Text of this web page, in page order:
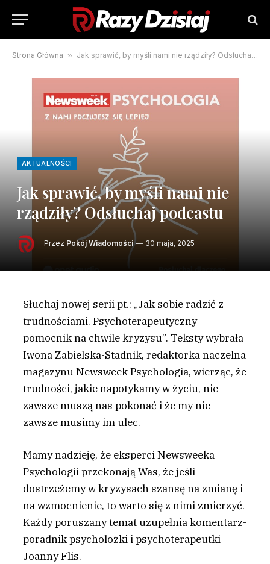
Strona Główna » Jak sprawić, by myśli nami nie rządziły? Odsłuchaj podcastu
AKTUALNOŚCI
Jak sprawić, by myśli nami nie
rządziły? Odsłuchaj podcastu
Przez Pokój Wiadomości 30 maja, 2025
Słuchaj nowej serii pt.: „Jak sobie radzić z
trudnościami. Psychoterapeutyczny
pomocnik na chwile kryzysu”. Teksty wybrała
Iwona Zabielska-Stadnik, redaktorka naczelna
magazynu Newsweek Psychologia, wierząc, że
trudności, jakie napotykamy w życiu, nie
zawsze muszą nas pokonać i że my nie
zawsze musimy im ulec.
Mamy nadzieję, że eksperci Newsweeka
Psychologii przekonają Was, że jeśli
dostrzeżemy w kryzysach szansę na zmianę i
na wzmocnienie, to warto się z nimi zmierzyć.
Każdy poruszany temat uzupełnia komentarz-
poradnik psycholożki i psychoterapeutki
Joanny Flis.